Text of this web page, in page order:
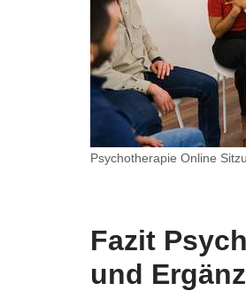
Psychotherapie Online
Fazit
und